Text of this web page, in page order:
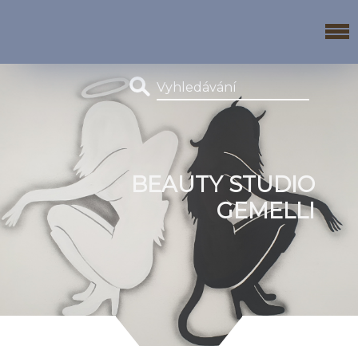
BEAUTY STUDIO
GEMELLI